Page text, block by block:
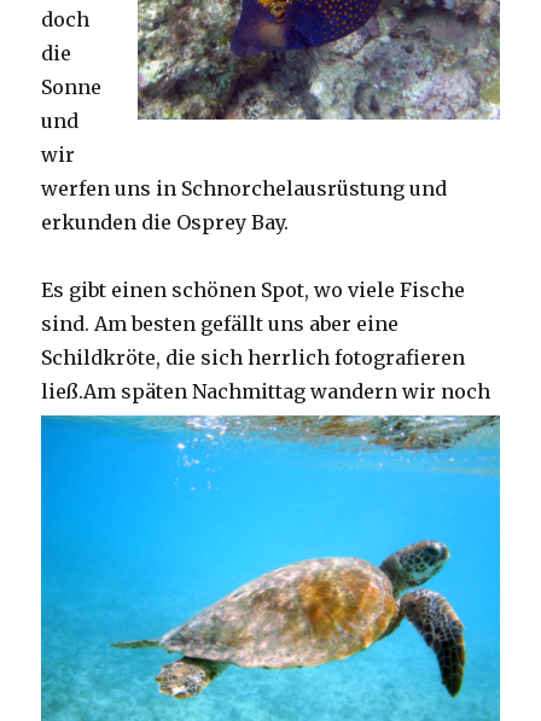
doch
die
Sonne
und
wir
werfen uns in Schnorchelausrüstung und
erkunden die Osprey Bay.
Es gibt einen schönen Spot, wo viele Fische
sind. Am besten gefällt uns aber eine
Schildkröte, die sich herrlich fotografieren
ließ.Am späten Nachmittag wandern wir noch